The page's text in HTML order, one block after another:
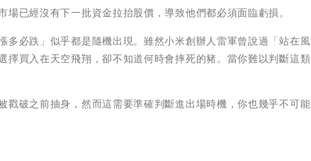
已經沒有下一批資金拉抬股價，導致他們都必須面臨虧損。
必跌」似乎都是隨機出現。雖然小米創辦人雷軍曾說過「站在風
買入在天空飛翔，卻不知道何時會摔死的豬。當你難以判斷這類
破之前抽身，然而這需要準確判斷進出場時機，你也幾乎不可能